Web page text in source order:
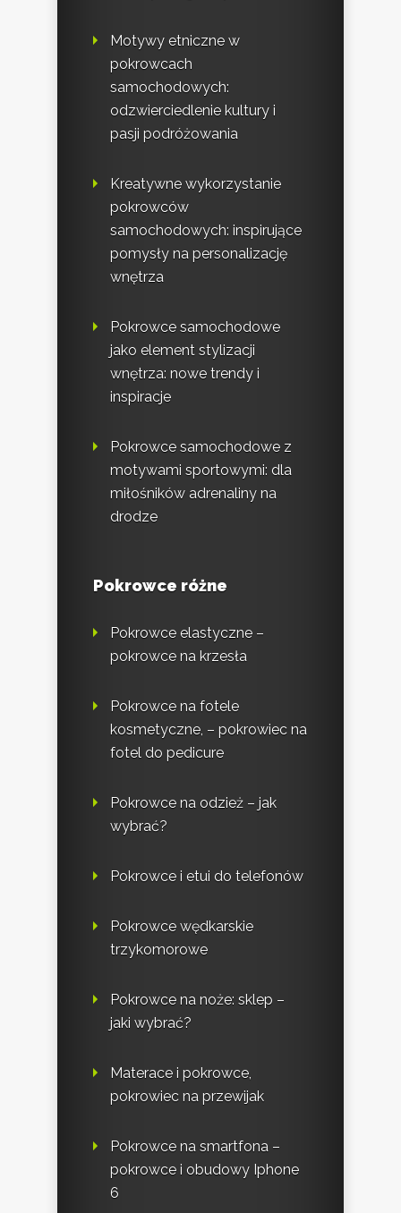
Motywy etniczne w
pokrowcach
samochodowych:
odzwierciedlenie kultury i
pasji podróżowania
Kreatywne wykorzystanie
pokrowców
samochodowych: inspirujące
pomysły na personalizację
wnętrza
Pokrowce samochodowe
jako element stylizacji
wnętrza: nowe trendy i
inspiracje
Pokrowce samochodowe z
motywami sportowymi: dla
miłośników adrenaliny na
drodze
Pokrowce różne
Pokrowce elastyczne –
pokrowce na krzesła
Pokrowce na fotele
kosmetyczne, – pokrowiec na
fotel do pedicure
Pokrowce na odzież – jak
wybrać?
Pokrowce i etui do telefonów
Pokrowce wędkarskie
trzykomorowe
Pokrowce na noże: sklep –
jaki wybrać?
Materace i pokrowce,
pokrowiec na przewijak
Pokrowce na smartfona –
pokrowce i obudowy Iphone
6